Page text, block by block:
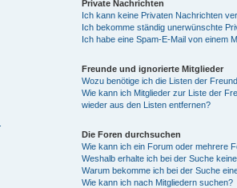
Private Nachrichten
Ich kann keine Privaten Nachrichten
Ich bekomme ständig unerwünschte
Ich habe eine Spam-E-Mail von einem
Freunde und ignorierte Mitglieder
Wozu benötige ich die Listen der
Wie kann ich Mitglieder zur Liste der
wieder aus den Listen entfernen?
Die Foren durchsuchen
Wie kann ich ein Forum oder mehrere
Weshalb erhalte ich bei der Suche
Warum bekomme ich bei der Suche
Wie kann ich nach Mitgliedern suchen?